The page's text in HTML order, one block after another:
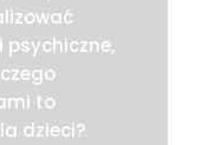
psychiczne,
to
dzieci?